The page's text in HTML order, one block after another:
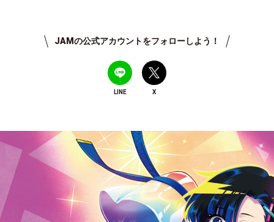
JAMの公式アカウントをフォローしよう！
LINE X